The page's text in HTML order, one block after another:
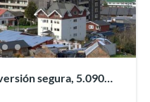
segura, 5.090